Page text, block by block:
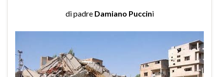
di padre Damiano Puccini